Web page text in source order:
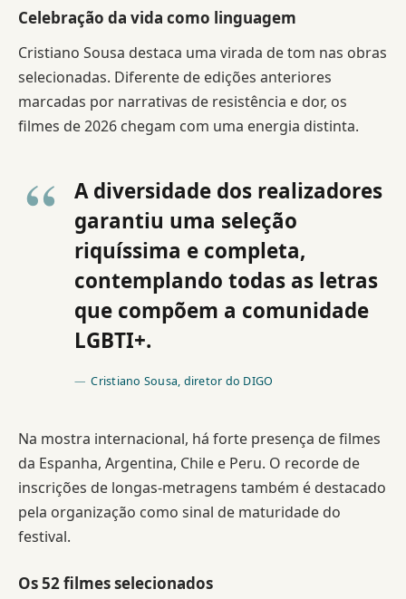
Celebração da vida como linguagem
Cristiano Sousa destaca uma virada de tom nas obras
selecionadas. Diferente de edições anteriores
marcadas por narrativas de resistência e dor, os
filmes de 2026 chegam com uma energia distinta.
A diversidade dos realizadores
garantiu uma seleção
riquíssima e completa,
contemplando todas as letras
que compõem a comunidade
LGBTI+.
Cristiano Sousa, diretor do DIGO
Na mostra internacional, há forte presença de filmes
da Espanha, Argentina, Chile e Peru. O recorde de
inscrições de longas-metragens também é destacado
pela organização como sinal de maturidade do
festival.
Os 52 filmes selecionados